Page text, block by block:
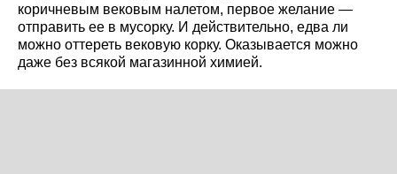
коричневым вековым налетом, первое желание —
отправить ее в мусорку. И действительно, едва ли
можно оттереть вековую корку. Оказывается можно
даже без всякой магазинной химией.